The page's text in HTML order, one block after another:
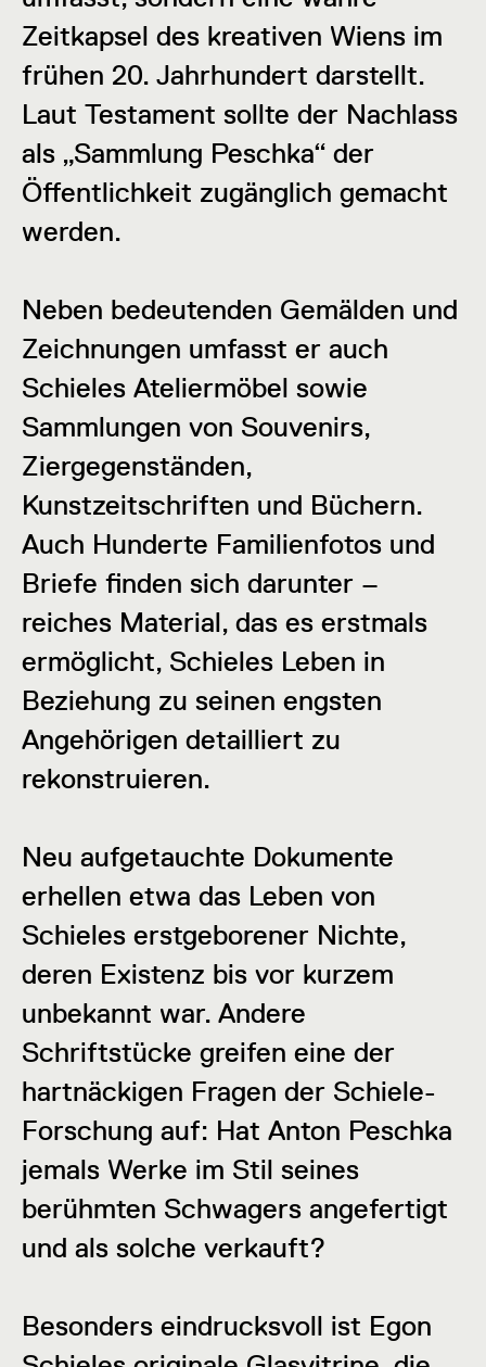
Zeitkapsel des kreativen Wiens im
frühen 20. Jahrhundert darstellt.
Laut Testament sollte der Nachlass
als „Sammlung Peschka“ der
Öffentlichkeit zugänglich gemacht
werden.
Neben bedeutenden Gemälden und
Zeichnungen umfasst er auch
Schieles Ateliermöbel sowie
Sammlungen von Souvenirs,
Ziergegenständen,
Kunstzeitschriften und Büchern.
Auch Hunderte Familienfotos und
Briefe finden sich darunter –
reiches Material, das es erstmals
ermöglicht, Schieles Leben in
Beziehung zu seinen engsten
Angehörigen detailliert zu
rekonstruieren.
Neu aufgetauchte Dokumente
erhellen etwa das Leben von
Schieles erstgeborener Nichte,
deren Existenz bis vor kurzem
unbekannt war. Andere
Schriftstücke greifen eine der
hartnäckigen Fragen der Schiele-
Forschung auf: Hat Anton Peschka
jemals Werke im Stil seines
berühmten Schwagers angefertigt
und als solche verkauft?
Besonders eindrucksvoll ist Egon